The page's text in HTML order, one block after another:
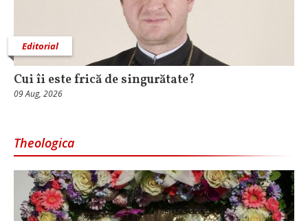
Editorial
Cui îi este frică de singurătate?
09 Aug, 2026
Theologica